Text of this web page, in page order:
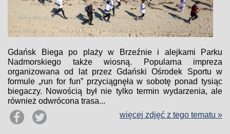
Gdańsk Biega po plaży w Brzeźnie i alejkami Parku
Nadmorskiego także wiosną. Popularna impreza
organizowana od lat przez Gdański Ośrodek Sportu w
formule „run for fun” przyciągnęła w sobotę ponad tysiąc
biegaczy. Nowością był nie tylko termin wydarzenia, ale
również odwrócona trasa...
więcej zdjęć z tego tematu »